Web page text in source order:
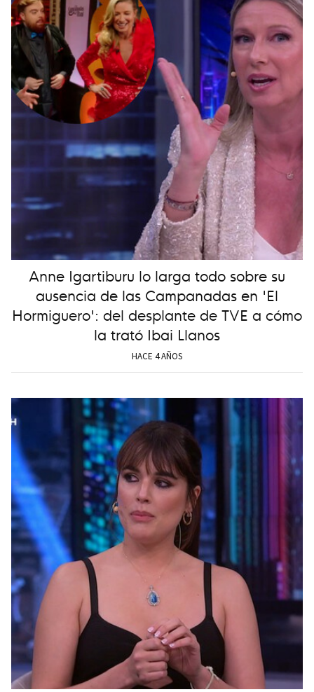
Anne Igartiburu lo larga todo sobre su
ausencia de las Campanadas en 'El
Hormiguero': del desplante de TVE a cómo
la trató Ibai Llanos
HACE 4 AÑOS